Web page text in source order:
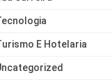
E Hotelaria